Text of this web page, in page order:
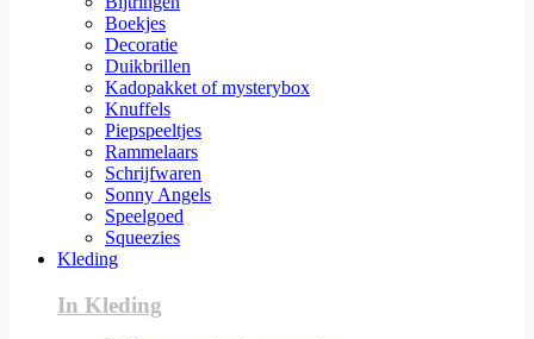
Boekjes
Decoratie
Duikbrillen
Kadopakket of mysterybox
Knuffels
Piepspeeltjes
Rammelaars
Schrijfwaren
Sonny Angels
Speelgoed
Squeezies
Kleding
In Kleding